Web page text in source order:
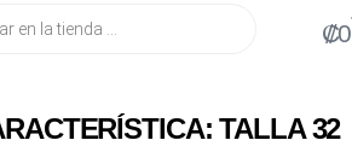
₡0
TALLA 32